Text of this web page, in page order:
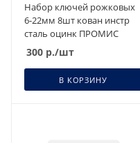
Набор ключей рожковых
6-22мм 8шт кован инстр
сталь оцинк ПРОМИС
300 р./шт
В КОРЗИНУ